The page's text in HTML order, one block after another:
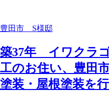
豊田市 S様邸
築37年 イワクラ
工のお住い、豊田
塗装・屋根塗装を